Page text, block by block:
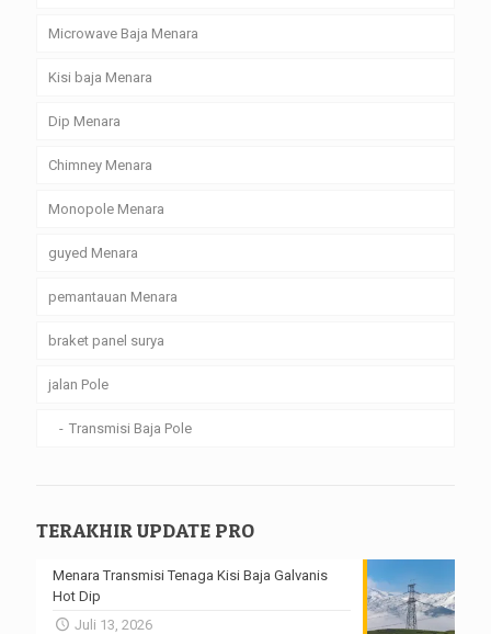
Microwave Baja Menara
Kisi baja Menara
Dip Menara
Chimney Menara
Monopole Menara
guyed Menara
pemantauan Menara
braket panel surya
jalan Pole
Transmisi Baja Pole
TERAKHIR UPDATE PRO
Menara Transmisi Tenaga Kisi Baja Galvanis
Hot Dip
Juli 13, 2026